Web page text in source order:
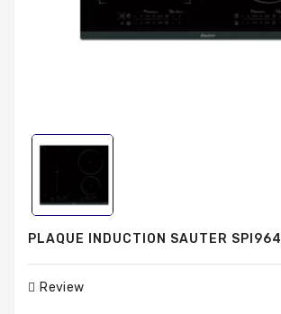
PLAQUE INDUCTION SAUTER
Review